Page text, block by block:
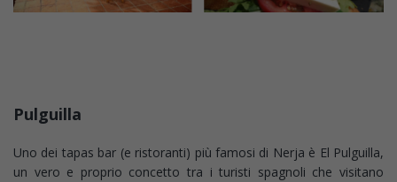
Pulguilla
Uno dei tapas bar (e ristoranti) più famosi di Nerja è El Pulguilla,
un vero e proprio concetto tra i turisti spagnoli che visitano